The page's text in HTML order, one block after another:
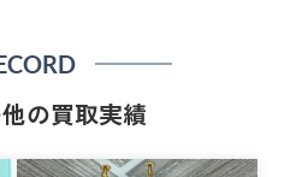
の買取実績